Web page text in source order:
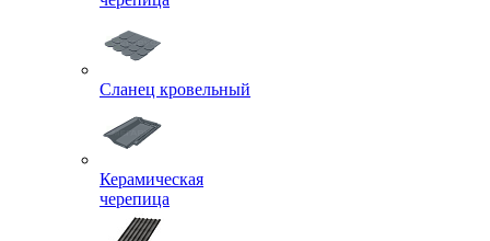
Сланец кровельный
Керамическая
черепица